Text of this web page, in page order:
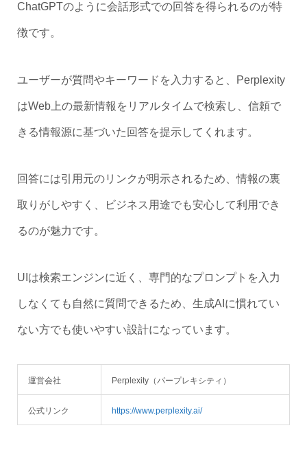
ChatGPTのように会話形式での回答を得られるのが特
徴です。
ユーザーが質問やキーワードを入力すると、Perplexity
はWeb上の最新情報をリアルタイムで検索し、信頼で
きる情報源に基づいた回答を提示してくれます。
回答には引用元のリンクが明示されるため、情報の裏
取りがしやすく、ビジネス用途でも安心して利用でき
るのが魅力です。
UIは検索エンジンに近く、専門的なプロンプトを入力
しなくても自然に質問できるため、生成AIに慣れてい
ない方でも使いやすい設計になっています。
運営会社 Perplexity（パープレキシティ）
公式リンク https://www.perplexity.ai/